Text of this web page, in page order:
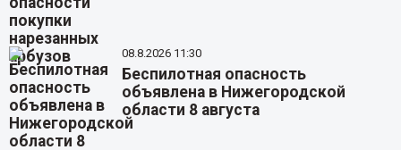
08.8.2026 11:30
Беспилотная опасность
объявлена в Нижегородской
области 8 августа